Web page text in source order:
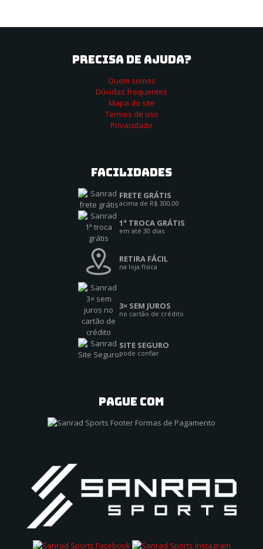
PRECISA DE AJUDA?
Quem somos
Dúvidas frequentes
Mapa do site
Termos de uso
Privacidade
Facilidades
FRETE GRÁTIS
acima de R$ 300,00
1ª TROCA GRÁTIS
em até 30 dias
RETIRA FÁCIL
na loja física
3× SEM JUROS
no cartão de crédito
SITE SEGURO
pode confiar
PAGUE COM